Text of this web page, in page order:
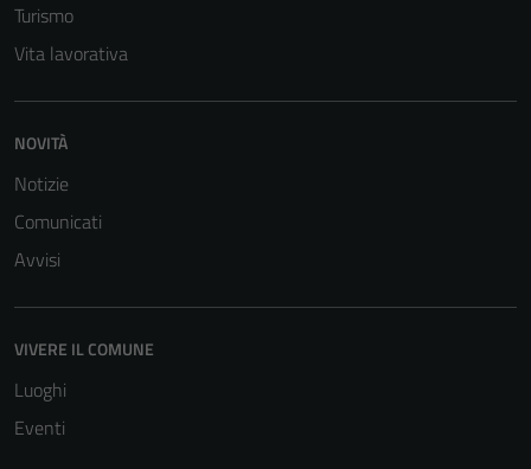
Turismo
Vita lavorativa
NOVITÀ
Notizie
Comunicati
Avvisi
VIVERE IL COMUNE
Luoghi
Eventi